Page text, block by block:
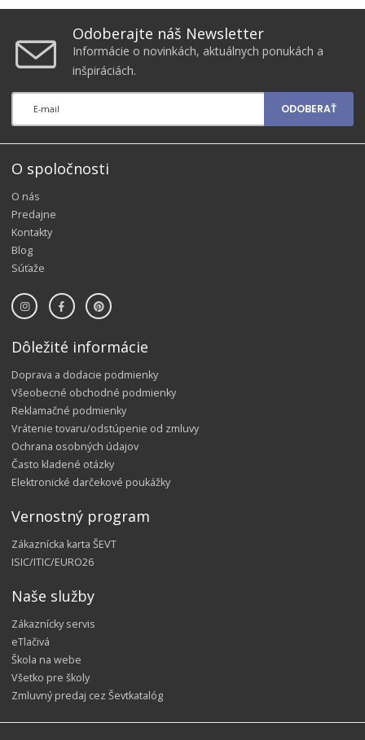
Odoberajte náš Newsletter
Informácie o novinkách, aktuálnych ponukách a
inšpiráciách.
ODOBERAŤ
O spoločnosti
O nás
Predajne
Kontakty
Blog
Súťaže
Dôležité informácie
Doprava a dodacie podmienky
Všeobecné obchodné podmienky
Reklamačné podmienky
Vrátenie tovaru/odstúpenie od zmluvy
Ochrana osobných údajov
Často kladené otázky
Elektronické darčekové poukážky
Vernostný program
Zákaznícka karta ŠEVT
ISIC/ITIC/EURO26
Naše služby
Zákaznícky servis
eTlačivá
Škola na webe
Všetko pre školy
Zmluvný predaj cez Ševtkatalóg